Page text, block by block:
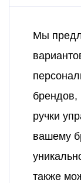
Мы
брендов,
ручки
вашему
также